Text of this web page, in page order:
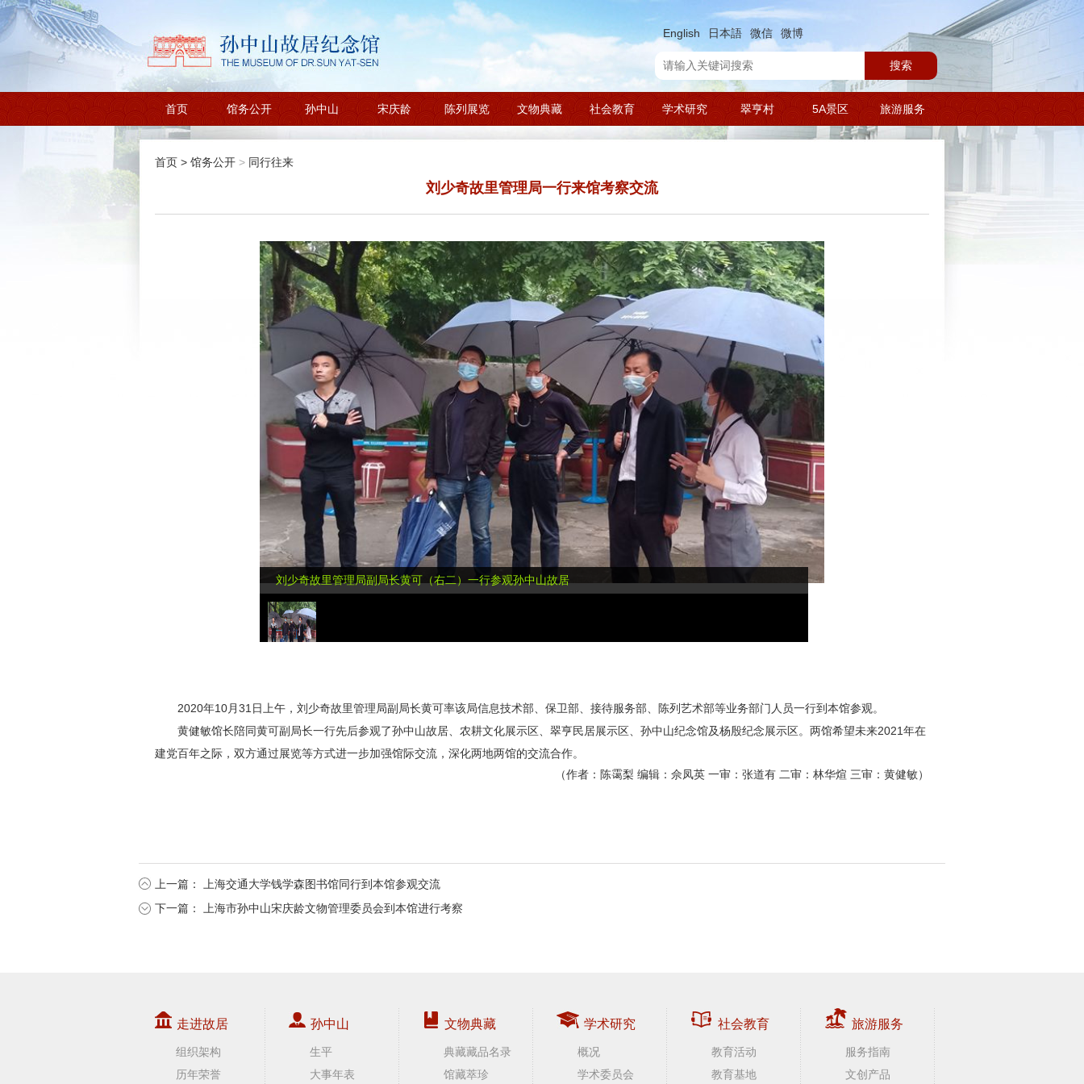
English 日本語 微信 微博
搜索
首页 馆务公开 孙中山 宋庆龄 陈列展览 文物典藏 社会教育 学术研究 翠亨村 5A景区 旅游服务
首页 > 馆务公开 > 同行往来
刘少奇故里管理局一行来馆考察交流
刘少奇故里管理局副局长黄可（右二）一行参观孙中山故居
2020年10月31日上午，刘少奇故里管理局副局长黄可率该局信息技术部、保卫部、接待服务部、陈列艺术部等业务部门人员一行到本馆参观。
黄健敏馆长陪同黄可副局长一行先后参观了孙中山故居、农耕文化展示区、翠亨民居展示区、孙中山纪念馆及杨殷纪念展示区。两馆希望未来2021年在
建党百年之际，双方通过展览等方式进一步加强馆际交流，深化两地两馆的交流合作。
（作者：陈霭梨 编辑：佘凤英 一审：张道有 二审：林华煊 三审：黄健敏）
上一篇：
上海交通大学钱学森图书馆同行到本馆参观交流
下一篇：
上海市孙中山宋庆龄文物管理委员会到本馆进行考察
走进故居
组织架构
历年荣誉
孙中山
生平
大事年表
文物典藏
典藏藏品名录
馆藏萃珍
学术研究
概况
学术委员会
社会教育
教育活动
教育基地
旅游服务
服务指南
文创产品